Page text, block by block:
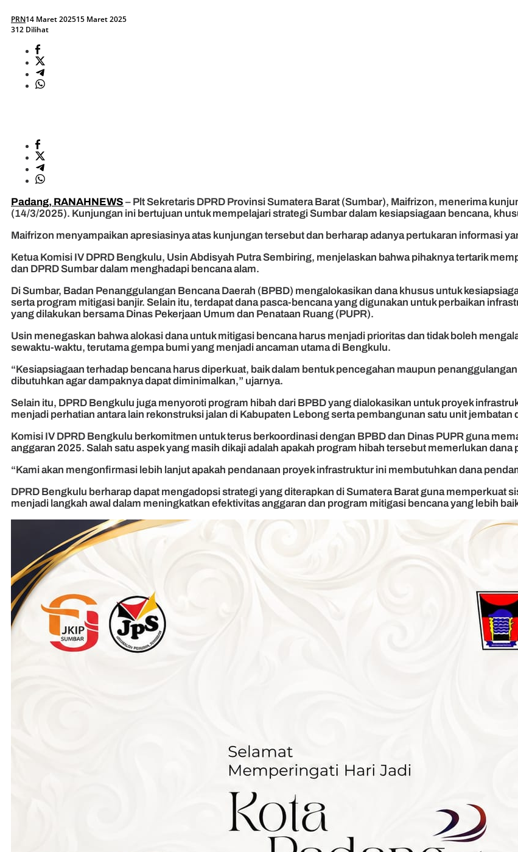
PRN14 Maret 202515 Maret 2025
312 Dilihat
Padang, RANAHNEWS – Plt Sekretaris DPRD Provinsi Sumatera Barat (Sumbar), Maifrizon, menerima
(14/3/2025). Kunjungan ini bertujuan untuk mempelajari strategi Sumbar dalam kesiapsiagaan bencana,
Maifrizon menyampaikan apresiasinya atas kunjungan tersebut dan berharap adanya pertukaran informasi
Ketua Komisi IV DPRD Bengkulu, Usin Abdisyah Putra Sembiring, menjelaskan bahwa pihaknya tertarik
dan DPRD Sumbar dalam menghadapi bencana alam.
Di Sumbar, Badan Penanggulangan Bencana Daerah (BPBD) mengalokasikan dana khusus untuk
serta program mitigasi banjir. Selain itu, terdapat dana pasca-bencana yang digunakan untuk perbaikan
yang dilakukan bersama Dinas Pekerjaan Umum dan Penataan Ruang (PUPR).
Usin menegaskan bahwa alokasi dana untuk mitigasi bencana harus menjadi prioritas dan tidak boleh
sewaktu-waktu, terutama gempa bumi yang menjadi ancaman utama di Bengkulu.
“Kesiapsiagaan terhadap bencana harus diperkuat, baik dalam bentuk pencegahan maupun
dibutuhkan agar dampaknya dapat diminimalkan,” ujarnya.
Selain itu, DPRD Bengkulu juga menyoroti program hibah dari BPBD yang dialokasikan untuk proyek
menjadi perhatian antara lain rekonstruksi jalan di Kabupaten Lebong serta pembangunan satu unit jembatan
Komisi IV DPRD Bengkulu berkomitmen untuk terus berkoordinasi dengan BPBD dan Dinas PUPR guna
anggaran 2025. Salah satu aspek yang masih dikaji adalah apakah program hibah tersebut memerlukan
“Kami akan mengonfirmasi lebih lanjut apakah pendanaan proyek infrastruktur ini membutuhkan dana
DPRD Bengkulu berharap dapat mengadopsi strategi yang diterapkan di Sumatera Barat guna memperkuat
menjadi langkah awal dalam meningkatkan efektivitas anggaran dan program mitigasi bencana yang lebih